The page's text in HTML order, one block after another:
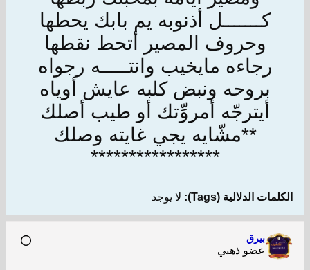
كـــــــل أذنوبه يم بابك يحطها
وحروف المصير أتحط نقطها
رجاءه مايخيب وانتـــــه رجواه
بروحه ونبض كلبه عايش أوياه
أيترجّه أمروِّتك أو طيب أصلك
**مشّايه يجي غايته وصلك
*****************
الكلمات الدلالية (Tags): لا يوجد
بيرق
عضو ذهبي